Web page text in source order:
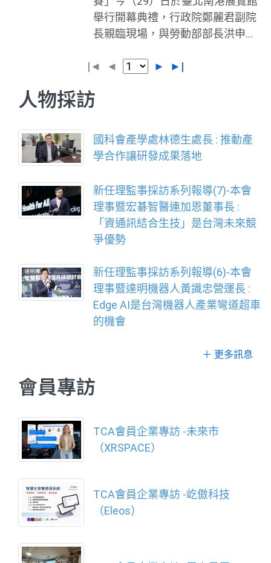
署長指出，臺灣過去以半導體與資
通訊硬體代工聞名，但背後更有一
群深耕多年的軟體與軟硬整合業
者，具備解決產業問題的完整能
量。AI WAVE SHOW 的目
勢，吸引美國、日本、南韓、瑞
士、越南及新加坡等多國代表參
與，並辦理50場論壇與商業交流活
量。 本會指出，包括 AMD、台
宏碁智通、宏碁智雲、宏碁資訊、
光電智能物流、優必達、威聯通、
明基材料、中華電信、日本SoftBa
電子、緯謙科技、資誠創新諮詢、
美商鄧白氏等國內外科技大廠與諮
詢顧問機構，
舉行開幕典禮，行政院鄭麗君副院
長親臨現場，與勞動部部長洪申
幕。本屆競賽自7月30日至8月1日
年組13個職類，共有1,070名技能
戰！技霸魂」為主題，象徵技能選
手面對限制與困難，仍持續精進技
術、突破自我。開幕典禮中，由裁
陳宥任、何忻美，分別帶領全體裁
判及選手宣誓，承諾秉持公平、誠
信及專業精神完成賽事；典禮最後
由鄭副院長、洪部長、各部會代表
56屆全國技能競賽展開。 鄭麗君表
示，全國技能競賽不只是展現技能
的賽事，更是讓青年交流切磋、突
破自我及探索未來的重要舞臺；
來；當年輕人的技能被看見，臺灣
|◄ ◄ ► ►|
人物採訪
國科會產學處林德生處長 : 推動產
學合作讓研發成果落地
新任理監事採訪系列報導(7)-本會
理事暨宏碁智醫連加恩董事長 :
「資通訊結合生技」是台灣未來競
爭優勢
新任理監事採訪系列報導(6)-本會
理事暨達明機器人黃識忠營運長 :
Edge AI是台灣機器人產業彎道超車
的機會
＋ 更多訊息
會員專訪
TCA會員企業專訪 -未來市
（XRSPACE）
TCA會員企業專訪 -屹傲科技
（Eleos）